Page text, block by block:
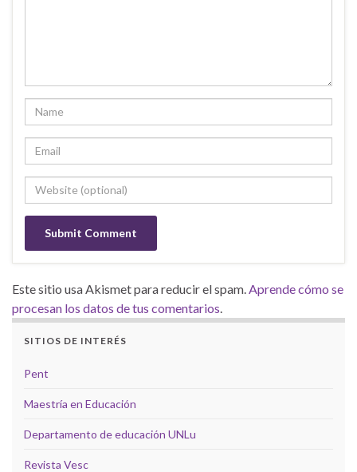
Este sitio usa Akismet para reducir el spam. Aprende cómo se
procesan los datos de tus comentarios
SITIOS DE INTERÉS
Pent
Maestría en Educación
Departamento de educación UNLu
Revista Vesc